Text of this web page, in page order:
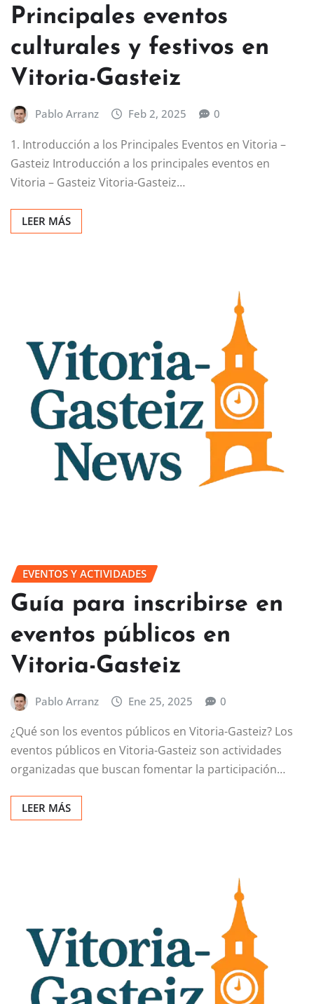
Principales eventos
culturales y festivos en
Vitoria-Gasteiz
Pablo Arranz Feb 2, 2025 0
1. Introducción a los Principales Eventos en Vitoria –
Gasteiz Introducción a los principales eventos en
Vitoria – Gasteiz Vitoria-Gasteiz…
LEER MÁS
EVENTOS Y ACTIVIDADES
Guía para inscribirse en
eventos públicos en
Vitoria-Gasteiz
Pablo Arranz Ene 25, 2025 0
¿Qué son los eventos públicos en Vitoria-Gasteiz? Los
eventos públicos en Vitoria-Gasteiz son actividades
organizadas que buscan fomentar la participación…
LEER MÁS